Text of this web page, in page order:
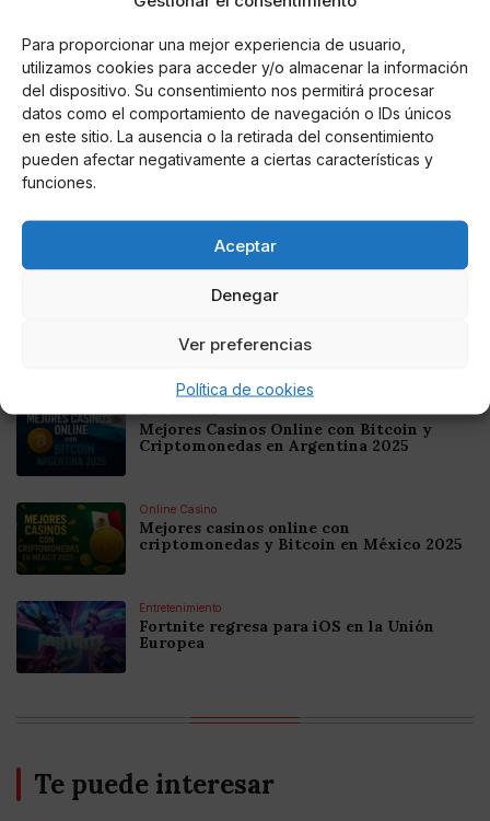
Para proporcionar una mejor experiencia de usuario,
utilizamos cookies para acceder y/o almacenar la información
del dispositivo. Su consentimiento nos permitirá procesar
datos como el comportamiento de navegación o IDs únicos
en este sitio. La ausencia o la retirada del consentimiento
pueden afectar negativamente a ciertas características y
funciones.
Aceptar
Denegar
Ver preferencias
Política de cookies
a tiempo parcialcrecieron un 7,7%
AUTOR
Josan
Noticias relacionadas
Colombia 2025: Bitcoin Casinos
Mejores Casinos Online con Bitcoin y
Criptomonedas en Argentina 2025
Online Casino
Mejores casinos online con
criptomonedas y Bitcoin en México 2025
Entretenimiento
Fortnite regresa para iOS en la Unión
Europea
Te puede interesar